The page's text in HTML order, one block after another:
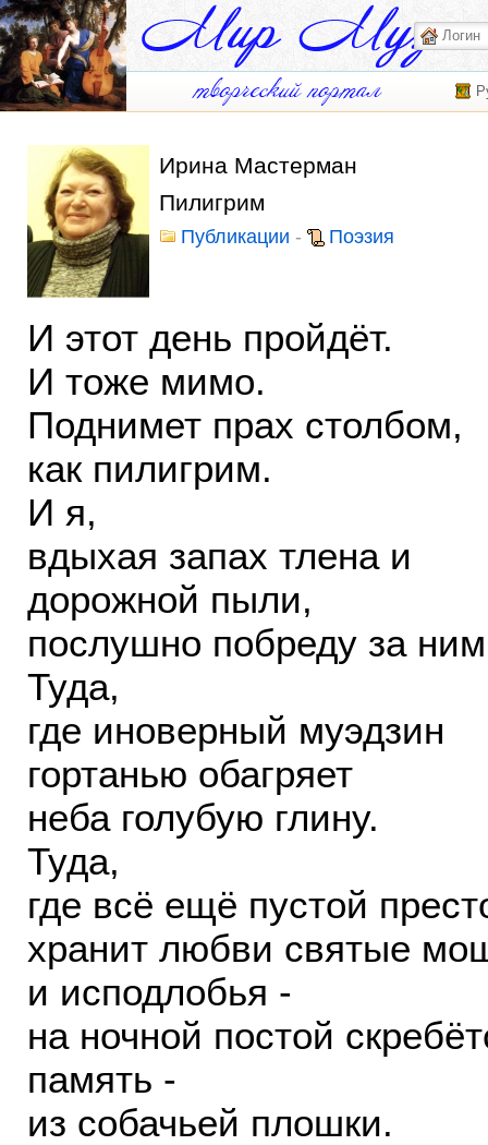
Ирина Мастерман
Пилигрим
Публикации - Поэзия
И этот день пройдёт.
И тоже мимо.
Поднимет прах столбом,
как пилигрим.
И я,
вдыхая запах тлена и
дорожной пыли,
послушно побреду за
Туда,
где иноверный муэдзин
гортанью обагряет
неба голубую глину.
Туда,
где всё ещё пустой
хранит любви святые
и исподлобья -
на ночной постой
память -
из собачьей плошки.